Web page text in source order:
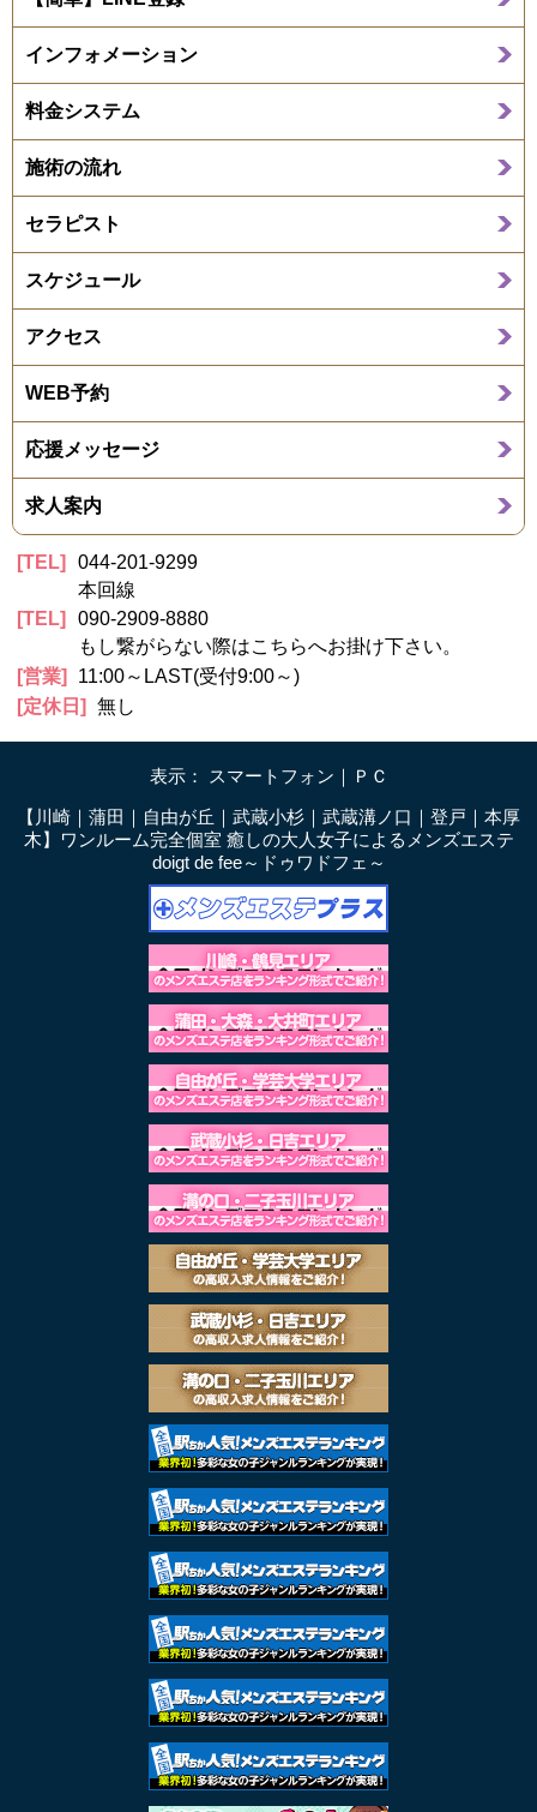
インフォメーション
料金システム
施術の流れ
セラピスト
スケジュール
アクセス
WEB予約
応援メッセージ
求人案内
TEL
044-201-9299
本回線
TEL
090-2909-8880
もし繋がらない際はこちらへお掛け下さい。
営業
11:00～LAST(受付9:00～)
定休日
無し
表示： スマートフォン｜
ＰＣ
【川崎｜蒲田｜自由が丘｜武蔵小杉｜武蔵溝ノ口｜登戸｜本厚
木】ワンルーム完全個室 癒しの大人女子によるメンズエステ
doigt de fee～ドゥワドフェ～